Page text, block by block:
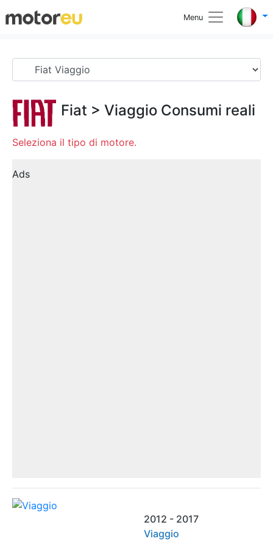
Menu
Fiat > Viaggio Consumi reali
Seleziona il tipo di motore.
Ads
2012 - 2017
Viaggio